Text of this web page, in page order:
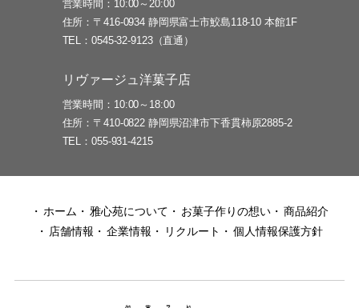
営業時間
10:00～20:00
住所
〒416-0934 静岡県富士市鮫島118-10 本館1F
TEL
0545-32-9123（直通）
リヴァージュ洋菓子店
営業時間
10:00～18:00
住所
〒410-0822 静岡県沼津市下香貫柿原2885-2
TEL
055-931-4215
ホーム 雅心苑について お菓子作りの想い
商品紹介
店舗情報
企業情報 リクルート 個人情報保護方針